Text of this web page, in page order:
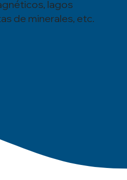
lagos
de minerales, etc.